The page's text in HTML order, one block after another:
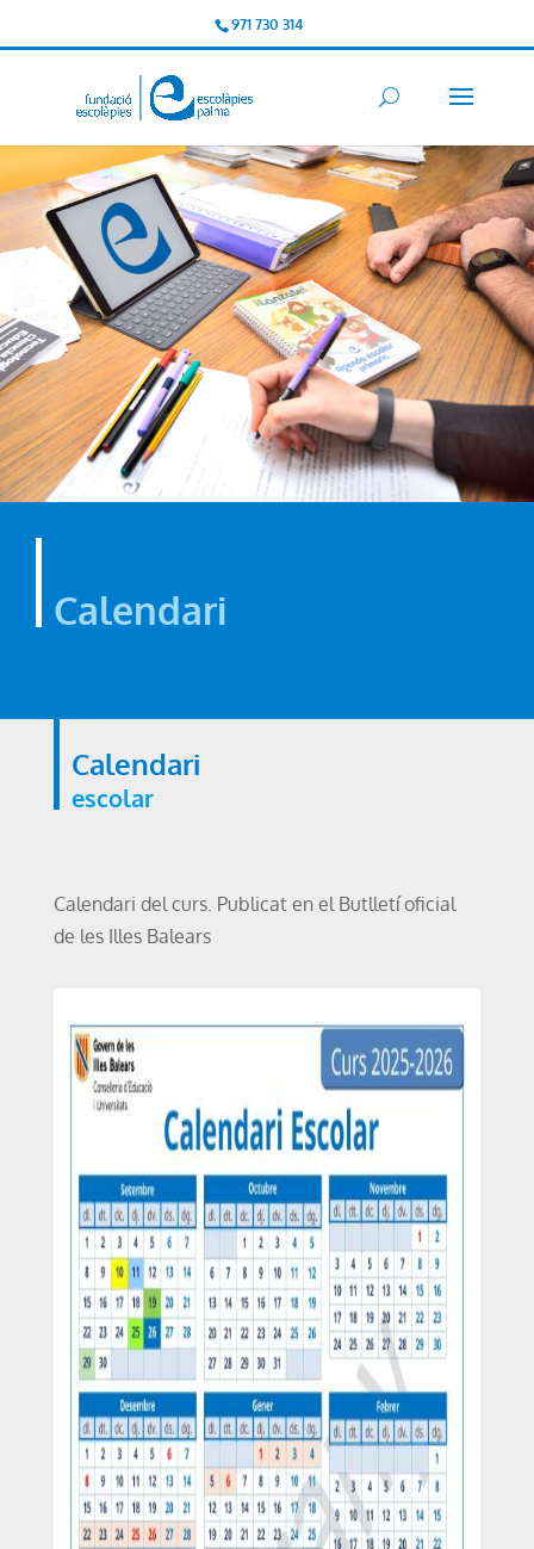
971 730 314
Calendari
Calendari
escolar
Calendari del curs. Publicat en el Butlletí oficial
de les Illes Balears